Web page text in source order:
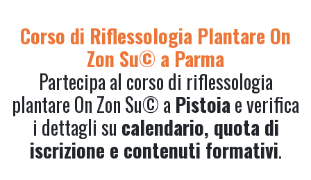
Corso di Riflessologia Plantare On
Zon Su© a Parma
Partecipa al corso di riflessologia
plantare On Zon Su© a Pistoiae verifica
i dettagli su calendario, quota di
iscrizione e contenuti formativi.